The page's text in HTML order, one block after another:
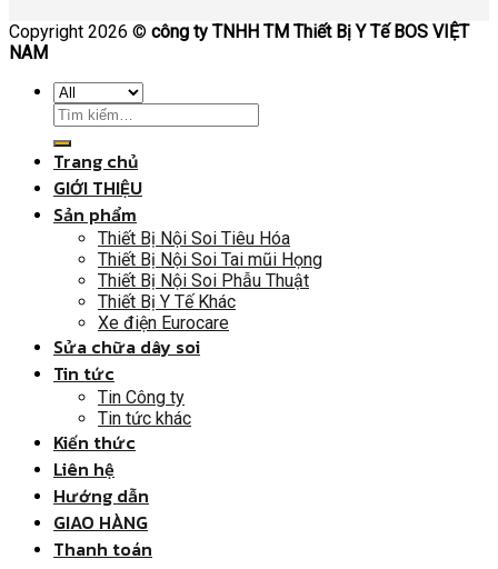
Copyright 2026 © công ty TNHH TM Thiết Bị Y Tế BOS VIỆT
NAM
Trang chủ
GIỚI THIỆU
Sản phẩm
Thiết Bị Nội Soi Tiêu Hóa
Thiết Bị Nội Soi Tai mũi Họng
Thiết Bị Nội Soi Phẫu Thuật
Thiết Bị Y Tế Khác
Xe điện Eurocare
Sửa chữa dây soi
Tin tức
Tin Công ty
Tin tức khác
Kiến thức
Liên hệ
Hướng dẫn
GIAO HÀNG
Thanh toán